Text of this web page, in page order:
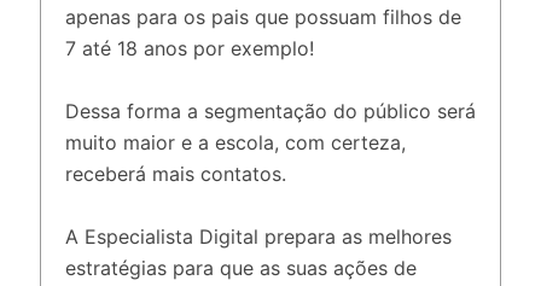
apenas para os pais que possuam filhos de
7 até 18 anos por exemplo!
Dessa forma a segmentação do público será
muito maior e a escola, com certeza,
receberá mais contatos.
A Especialista Digital prepara as melhores
estratégias para que as suas ações de